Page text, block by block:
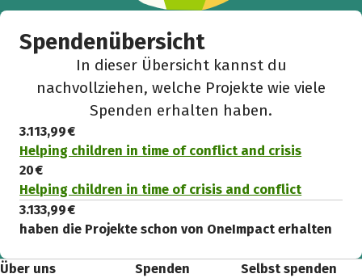
Spendenübersicht
In dieser Übersicht kannst du
nachvollziehen, welche Projekte wie viele
Spenden erhalten haben.
3.113,99 €
Helping children in time of conflict and crisis
20 €
Helping children in time of crisis and conflict
3.133,99 €
haben die Projekte schon von OneImpact erhalten
Über uns
Spenden
Selbst spenden